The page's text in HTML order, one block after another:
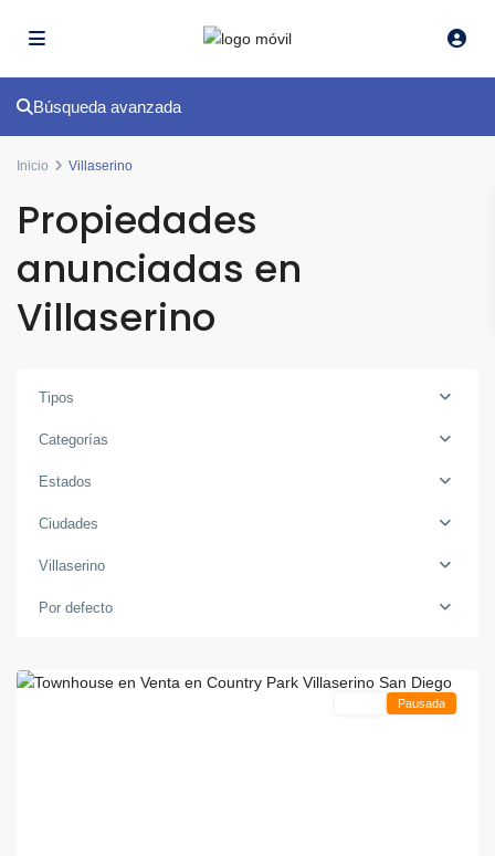
Búsqueda avanzada
Inicio Villaserino
Propiedades
anunciadas en
Villaserino
Tipos
Categorías
Estados
Ciudades
Villaserino
Por defecto
Pausada